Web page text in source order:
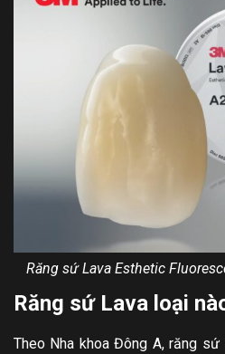
Răng sứ Lava Esthetic
Răng sứ Lava loại
Theo Nha khoa Đông A, răng